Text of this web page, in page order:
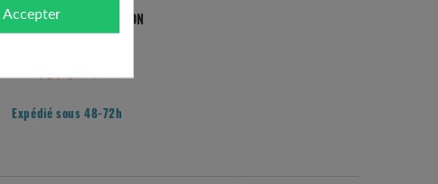
IMMERGÉE DIVERTRON
535.32 €
Expédié sous 48-72h
Accepter